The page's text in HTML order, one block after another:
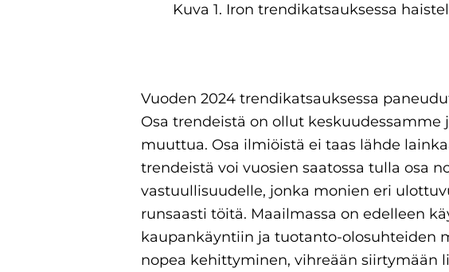
Kuva 1. Iron trendikatsauksessa
Vuoden 2024 trendikatsauksessa
Osa trendeistä on ollut
muuttua. Osa ilmiöistä ei taas lähde
trendeistä voi vuosien saatossa tulla osa
vastuullisuudelle, jonka monien eri
runsaasti töitä. Maailmassa on edelleen
kaupankäyntiin ja tuotanto-olosuhteiden
nopea kehittyminen, vihreään siirtymään